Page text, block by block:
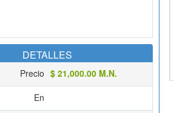
DETALLES
Precio $ 21,000.00 M.N.
En